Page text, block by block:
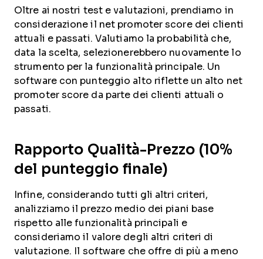
Oltre ai nostri test e valutazioni, prendiamo in
considerazione il net promoter score dei clienti
attuali e passati. Valutiamo la probabilità che,
data la scelta, selezionerebbero nuovamente lo
strumento per la funzionalità principale. Un
software con punteggio alto riflette un alto net
promoter score da parte dei clienti attuali o
passati.
Rapporto Qualità-Prezzo (10%
del punteggio finale)
Infine, considerando tutti gli altri criteri,
analizziamo il prezzo medio dei piani base
rispetto alle funzionalità principali e
consideriamo il valore degli altri criteri di
valutazione. Il software che offre di più a meno